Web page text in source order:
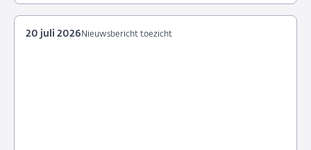
Nieuwsbericht toezicht
20 juli 2026